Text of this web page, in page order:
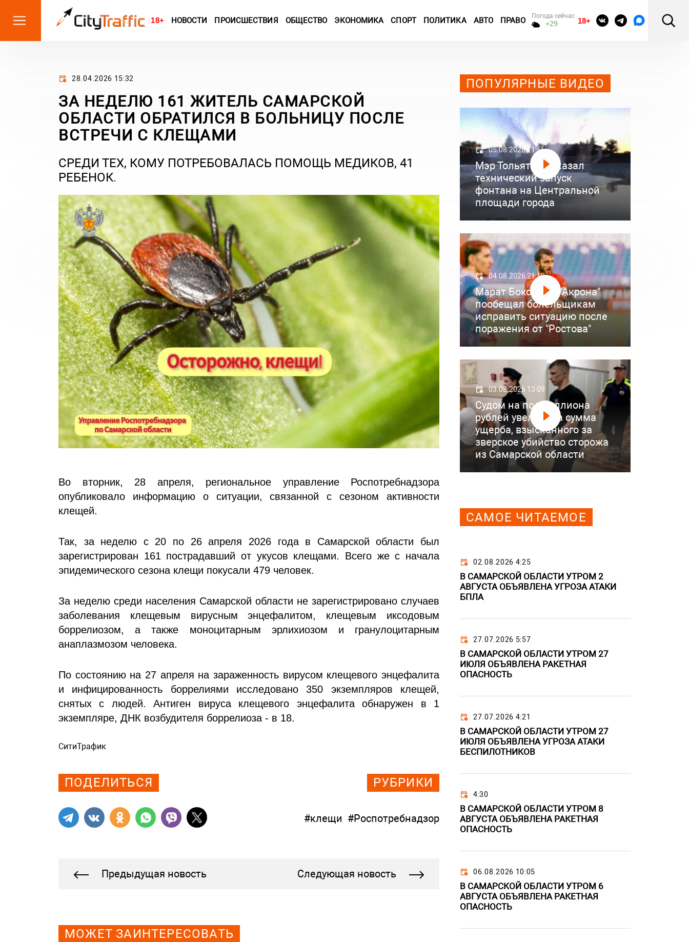
18+ НОВОСТИ ПРОИСШЕСТВИЯ ОБЩЕСТВО ЭКОНОМИКА СПОРТ ПОЛИТИКА АВТО ПРАВО Погода сейчас
+29 18+
28.04.2026 15:32
ЗА НЕДЕЛЮ 161 ЖИТЕЛЬ САМАРСКОЙ
ОБЛАСТИ ОБРАТИЛСЯ В БОЛЬНИЦУ ПОСЛЕ
ВСТРЕЧИ С КЛЕЩАМИ
СРЕДИ ТЕХ, КОМУ ПОТРЕБОВАЛАСЬ ПОМОЩЬ МЕДИКОВ, 41
РЕБЕНОК.
Во вторник, 28 апреля, региональное управление Роспотребнадзора
опубликовало информацию о ситуации, связанной с сезоном активности
клещей.
Так, за неделю с 20 по 26 апреля 2026 года в Самарской области был
зарегистрирован 161 пострадавший от укусов клещами. Всего же с начала
эпидемического сезона клещи покусали 479 человек.
За неделю среди населения Самарской области не зарегистрировано случаев
заболевания клещевым вирусным энцефалитом, клещевым иксодовым
боррелиозом, а также моноцитарным эрлихиозом и гранулоцитарным
анаплазмозом человека.
По состоянию на 27 апреля на зараженность вирусом клещевого энцефалита
и инфицированность боррелиями исследовано 350 экземпляров клещей,
снятых с людей. Антиген вируса клещевого энцефалита обнаружен в 1
экземпляре, ДНК возбудителя боррелиоза - в 18.
СитиТрафик
ПОДЕЛИТЬСЯ РУБРИКИ
#клещи #Роспотребнадзор
Предыдущая новость Следующая новость
МОЖЕТ ЗАИНТЕРЕСОВАТЬ
ПОПУЛЯРНЫЕ ВИДЕО
05.08.2026 11:56
Мэр Тольятти показал
технический запуск
фонтана на Центральной
площади города
04.08.2026 21:18
Марат Бокоев из "Акрона"
пообещал болельщикам
исправить ситуацию после
поражения от "Ростова"
03.08.2026 13:09
Судом на полмиллиона
рублей увеличена сумма
ущерба, взысканного за
зверское убийство сторожа
из Самарской области
САМОЕ ЧИТАЕМОЕ
02.08.2026 4:25
В САМАРСКОЙ ОБЛАСТИ УТРОМ 2
АВГУСТА ОБЪЯВЛЕНА УГРОЗА АТАКИ
БПЛА
27.07.2026 5:57
В САМАРСКОЙ ОБЛАСТИ УТРОМ 27
ИЮЛЯ ОБЪЯВЛЕНА РАКЕТНАЯ
ОПАСНОСТЬ
27.07.2026 4:21
В САМАРСКОЙ ОБЛАСТИ УТРОМ 27
ИЮЛЯ ОБЪЯВЛЕНА УГРОЗА АТАКИ
БЕСПИЛОТНИКОВ
4:30
В САМАРСКОЙ ОБЛАСТИ УТРОМ 8
АВГУСТА ОБЪЯВЛЕНА РАКЕТНАЯ
ОПАСНОСТЬ
06.08.2026 10:05
В САМАРСКОЙ ОБЛАСТИ УТРОМ 6
АВГУСТА ОБЪЯВЛЕНА РАКЕТНАЯ
ОПАСНОСТЬ